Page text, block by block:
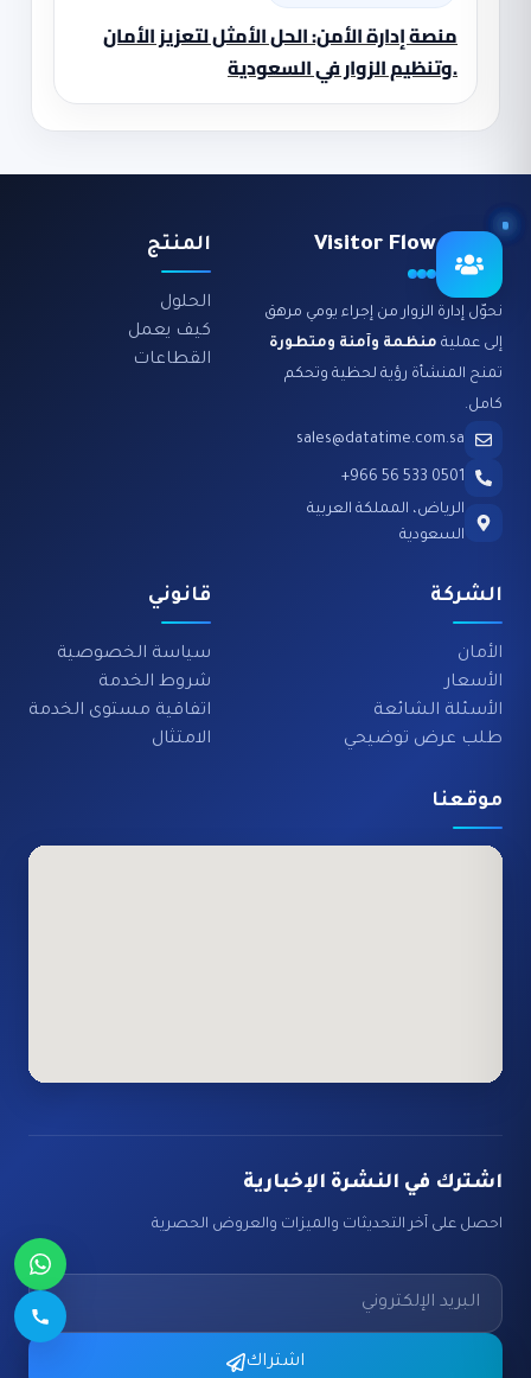
منصة إدارة الأمن: الحل الأمثل لتعزيز الأمان
وتنظيم الزوار في السعودية.
Visitor Flow
نحوّل إدارة الزوار من إجراء يومي مرهق
إلى عملية منظمة وآمنة ومتطورة
تمنح المنشأة رؤية لحظية وتحكم
كامل.
sales@datatime.com.sa
0501 533 56 966+
الرياض، المملكة العربية
السعودية
المنتج
الحلول
كيف يعمل
القطاعات
الشركة
الأمان
الأسعار
الأسئلة الشائعة
طلب عرض توضيحي
قانوني
سياسة الخصوصية
شروط الخدمة
اتفاقية مستوى الخدمة
الامتثال
موقعنا
اشترك في النشرة الإخبارية
احصل على آخر التحديثات والميزات والعروض الحصرية
اشتراك